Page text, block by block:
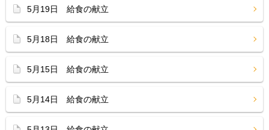
5月19日 給食の献立
5月18日 給食の献立
5月15日 給食の献立
5月14日 給食の献立